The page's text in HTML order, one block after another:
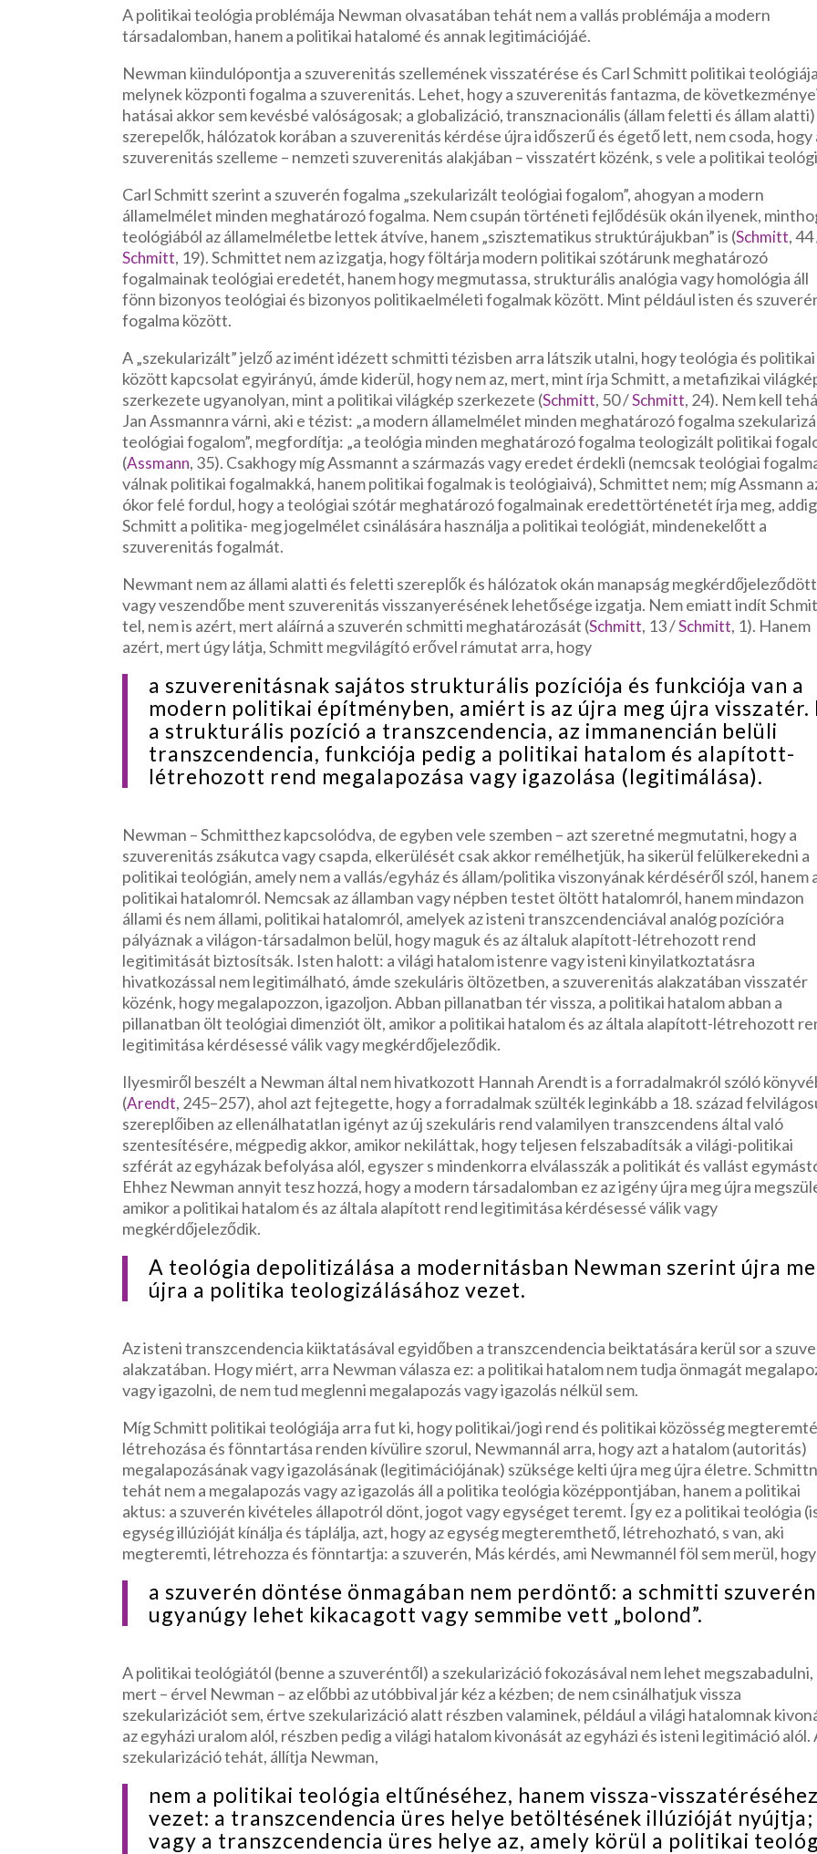
A politikai teológia problémája Newman olvasatában tehát nem a vallás problémája a modern
társadalomban, hanem a politikai hatalomé és annak legitimációjáé.
Newman kiindulópontja a szuverenitás szellemének visszatérése és Carl Schmitt politikai
melynek központi fogalma a szuverenitás. Lehet, hogy a szuverenitás fantazma, de
hatásai akkor sem kevésbé valóságosak; a globalizáció, transznacionális (állam feletti és állam alatti)
szerepelők, hálózatok korában a szuverenitás kérdése újra időszerű és égető lett, nem csoda, hogy
szuverenitás szelleme – nemzeti szuverenitás alakjában – visszatért közénk, s vele a politikai
Carl Schmitt szerint a szuverén fogalma „szekularizált teológiai fogalom”, ahogyan a modern
államelmélet minden meghatározó fogalma. Nem csupán történeti fejlődésük okán ilyenek,
teológiából az államelméletbe lettek átvíve, hanem „szisztematikus struktúrájukban” is (Schmitt,
Schmitt, 19). Schmittet nem az izgatja, hogy föltárja modern politikai szótárunk meghatározó
fogalmainak teológiai eredetét, hanem hogy megmutassa, strukturális analógia vagy homológia áll
fönn bizonyos teológiai és bizonyos politikaelméleti fogalmak között. Mint például isten és
fogalma között.
A „szekularizált” jelző az imént idézett schmitti tézisben arra látszik utalni, hogy teológia és politikai
között kapcsolat egyirányú, ámde kiderül, hogy nem az, mert, mint írja Schmitt, a metafizikai
szerkezete ugyanolyan, mint a politikai világkép szerkezete (Schmitt, 50 /Schmitt, 24). Nem kell
Jan Assmannra várni, aki e tézist: „a modern államelmélet minden meghatározó fogalma
teológiai fogalom”, megfordítja: „a teológia minden meghatározó fogalma teologizált politikai
(Assmann, 35). Csakhogy míg Assmannt a származás vagy eredet érdekli (nemcsak teológiai
válnak politikai fogalmakká, hanem politikai fogalmak is teológiaivá), Schmittet nem; míg Assmann
ókor felé fordul, hogy a teológiai szótár meghatározó fogalmainak eredettörténetét írja meg, addig
Schmitt a politika- meg jogelmélet csinálására használja a politikai teológiát, mindenekelőtt a
szuverenitás fogalmát.
Newmant nem az állami alatti és feletti szereplők és hálózatok okán manapság megkérdőjeleződött
vagy veszendőbe ment szuverenitás visszanyerésének lehetősége izgatja. Nem emiatt indít
tel, nem is azért, mert aláírná a szuverén schmitti meghatározását (Schmitt, 13 /Schmitt, 1). Hanem
azért, mert úgy látja, Schmitt megvilágító erővel rámutat arra, hogy
a szuverenitásnak sajátos strukturális pozíciója és funkciója van a
modern politikai építményben, amiért is az újra meg újra visszatér.
a strukturális pozíció a transzcendencia, az immanencián belüli
transzcendencia, funkciója pedig a politikai hatalom és alapított-
létrehozott rend megalapozása vagy igazolása (legitimálása).
Newman – Schmitthez kapcsolódva, de egyben vele szemben – azt szeretné megmutatni, hogy a
szuverenitás zsákutca vagy csapda, elkerülését csak akkor remélhetjük, ha sikerül felülkerekedni a
politikai teológián, amely nem a vallás/egyház és állam/politika viszonyának kérdéséről szól, hanem
politikai hatalomról. Nemcsak az államban vagy népben testet öltött hatalomról, hanem mindazon
állami és nem állami, politikai hatalomról, amelyek az isteni transzcendenciával analóg pozícióra
pályáznak a világon-társadalmon belül, hogy maguk és az általuk alapított-létrehozott rend
legitimitását biztosítsák. Isten halott: a világi hatalom istenre vagy isteni kinyilatkoztatásra
hivatkozással nem legitimálható, ámde szekuláris öltözetben, a szuverenitás alakzatában visszatér
közénk, hogy megalapozzon, igazoljon. Abban pillanatban tér vissza, a politikai hatalom abban a
pillanatban ölt teológiai dimenziót ölt, amikor a politikai hatalom és az általa alapított-létrehozott
legitimitása kérdésessé válik vagy megkérdőjeleződik.
Ilyesmiről beszélt a Newman által nem hivatkozott Hannah Arendt is a forradalmakról szóló
(Arendt, 245–257), ahol azt fejtegette, hogy a forradalmak szülték leginkább a 18. század
szereplőiben az ellenálhatatlan igényt az új szekuláris rend valamilyen transzcendens által való
szentesítésére, mégpedig akkor, amikor nekiláttak, hogy teljesen felszabadítsák a világi-politikai
szférát az egyházak befolyása alól, egyszer s mindenkorra elválasszák a politikát és vallást
Ehhez Newman annyit tesz hozzá, hogy a modern társadalomban ez az igény újra meg újra
amikor a politikai hatalom és az általa alapított rend legitimitása kérdésessé válik vagy
megkérdőjeleződik.
A teológia depolitizálása a modernitásban Newman szerint újra
újra a politika teologizálásához vezet.
Az isteni transzcendencia kiiktatásával egyidőben a transzcendencia beiktatására kerül sor a
alakzatában. Hogy miért, arra Newman válasza ez: a politikai hatalom nem tudja önmagát
vagy igazolni, de nem tud meglenni megalapozás vagy igazolás nélkül sem.
Míg Schmitt politikai teológiája arra fut ki, hogy politikai/jogi rend és politikai közösség
létrehozása és fönntartása renden kívülire szorul, Newmannál arra, hogy azt a hatalom (autoritás)
megalapozásának vagy igazolásának (legitimációjának) szüksége kelti újra meg újra életre.
tehát nem a megalapozás vagy az igazolás áll a politika teológia középpontjában, hanem a politikai
aktus: a szuverén kivételes állapotról dönt, jogot vagy egységet teremt. Így ez a politikai teológia
egység illúzióját kínálja és táplálja, azt, hogy az egység megteremthető, létrehozható, s van, aki
megteremti, létrehozza és fönntartja: a szuverén, Más kérdés, ami Newmannél föl sem merül, hogy
a szuverén döntése önmagában nem perdöntő: a schmitti szuverén
ugyanúgy lehet kikacagott vagy semmibe vett „bolond”.
A politikai teológiától (benne a szuveréntől) a szekularizáció fokozásával nem lehet megszabadulni,
mert – érvel Newman – az előbbi az utóbbival jár kéz a kézben; de nem csinálhatjuk vissza
szekularizációt sem, értve szekularizáció alatt részben valaminek, például a világi hatalomnak
az egyházi uralom alól, részben pedig a világi hatalom kivonását az egyházi és isteni legitimáció alól.
szekularizáció tehát, állítja Newman,
nem a politikai teológia eltűnéséhez, hanem vissza-visszatéréséhez
vezet: a transzcendencia üres helye betöltésének illúzióját nyújtja;
vagy a transzcendencia üres helye az, amely körül a politikai